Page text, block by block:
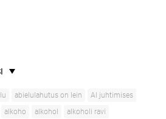
abielulahutus on lein
AI juhtimises
alkoho alkohol
alkoholi ravi